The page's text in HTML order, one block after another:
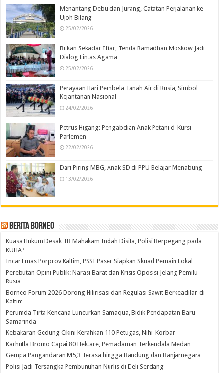
Menantang Debu dan Jurang, Catatan Perjalanan ke
Ujoh Bilang
25/02/2026
Bukan Sekadar Iftar, Tenda Ramadhan Moskow Jadi
Dialog Lintas Agama
25/02/2026
Perayaan Hari Pembela Tanah Air di Rusia, Simbol
Kejantanan Nasional
24/02/2026
Petrus Higang: Pengabdian Anak Petani di Kursi
Parlemen
22/02/2026
Dari Piring MBG, Anak SD di PPU Belajar Menabung
13/02/2026
Berita Borneo
Kuasa Hukum Desak TB Mahakam Indah Disita, Polisi Berpegang pada
KUHAP
Incar Emas Porprov Kaltim, PSSI Paser Siapkan Skuad Pemain Lokal
Perebutan Opini Publik: Narasi Barat dan Krisis Oposisi Jelang Pemilu
Rusia
Borneo Forum 2026 Dorong Hilirisasi dan Regulasi Sawit Berkeadilan di
Kaltim
Perumda Tirta Kencana Luncurkan Samaqua, Bidik Pendapatan Baru
Samarinda
Kebakaran Gedung Cikini Kerahkan 110 Petugas, Nihil Korban
Karhutla Bromo Capai 80 Hektare, Pemadaman Terkendala Medan
Gempa Pangandaran M5,3 Terasa hingga Bandung dan Banjarnegara
Polisi Jadi Tersangka Pembunuhan Nurlis di Deli Serdang